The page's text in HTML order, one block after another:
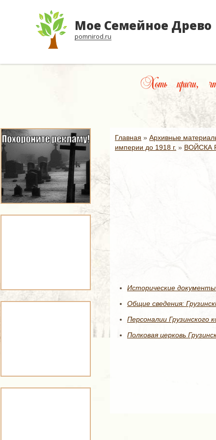
Мое Семейное Древо
pomnirod.ru
Хоть кричи,
Главная » Архивные
империи до 1918 г. » ВОЙСКА
Исторические документы
Общие сведения:
Персоналии Грузинского
Полковая церковь